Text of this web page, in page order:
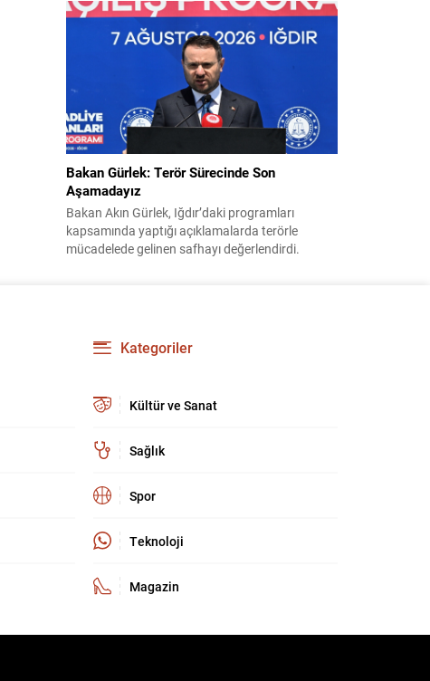
hem de savunmaya hazır olduklarını vurguladı ve
uygulamaya konulamayan 14 Haziran
mutabakat zaptına ilişkin görüşlerini paylaştı.
“Mutabakat zaptını savunacağız; geri adım
atmayız” Pezeşkiyan, varılan anlaşmanın
savunulacağını belirterek,...
Bakan Gürlek: Terör Sürecinde Son
Aşamadayız
Bakan Akın Gürlek, Iğdır’daki programları
kapsamında yaptığı açıklamalarda terörle
mücadelede gelinen safhayı değerlendirdi.
insanımızın 40 yılı aşkın süredir kanayan yarası
olan bu tehlikeden, devletimizin kalkınması ve
Kategoriler
Kültür ve Sanat
Sağlık
Spor
Teknoloji
Magazin